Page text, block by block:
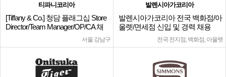
티파니코리아
[Tiffany & Co.] 청담 플래그십 Store
Director/Team Manager/OP/CA 채
서울 강남구
발렌시아가코리아
발렌시아가코리아 전국 백화점/아
울렛/면세점 신입 및 경력 채용
전국 전지점, 백화점, 아울렛